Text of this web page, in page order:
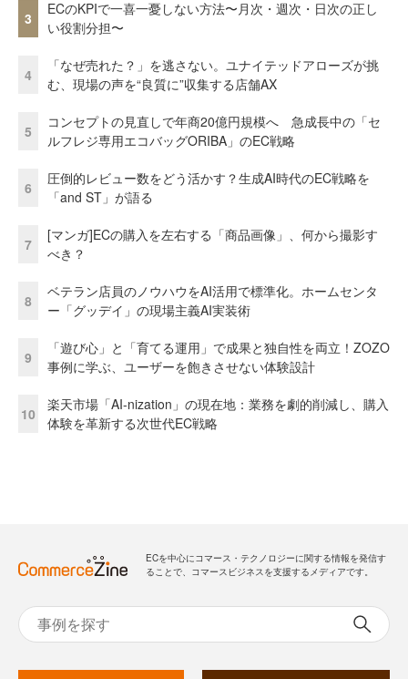
3
ECのKPIで一喜一憂しない方法〜月次・週次・日次の正し
い役割分担〜
4
「なぜ売れた？」を逃さない。ユナイテッドアローズが挑
む、現場の声を“良質に”収集する店舗AX
5
コンセプトの見直しで年商20億円規模へ 急成長中の「セ
ルフレジ専用エコバッグORIBA」のEC戦略
6
圧倒的レビュー数をどう活かす？生成AI時代のEC戦略を
「and ST」が語る
7
[マンガ]ECの購入を左右する「商品画像」、何から撮影す
べき？
8
ベテラン店員のノウハウをAI活用で標準化。ホームセンタ
ー「グッデイ」の現場主義AI実装術
9
「遊び心」と「育てる運用」で成果と独自性を両立！ZOZO
事例に学ぶ、ユーザーを飽きさせない体験設計
10
楽天市場「AI-nization」の現在地：業務を劇的削減し、購入
体験を革新する次世代EC戦略
ECを中心にコマース・テクノロジーに関する情報を発信す
ることで、コマースビジネスを支援するメディアです。